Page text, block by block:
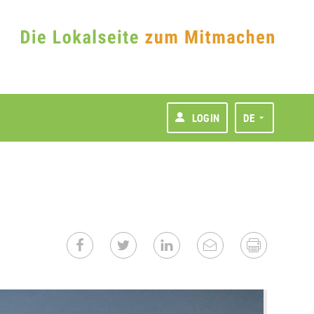
LOGIN DE